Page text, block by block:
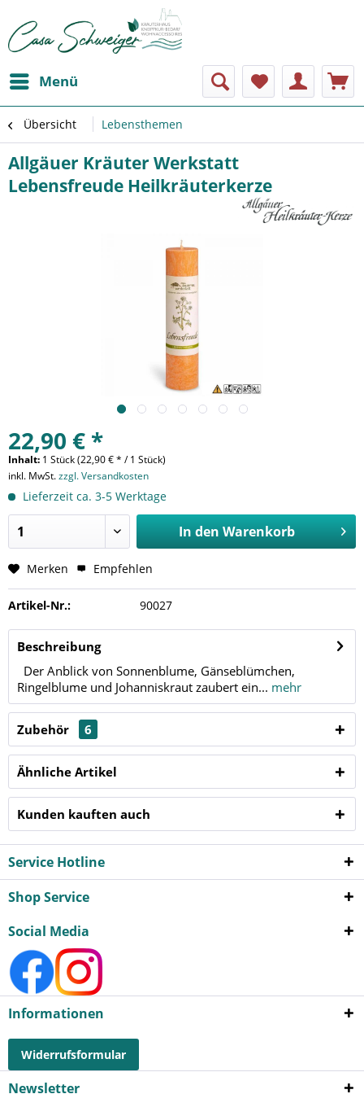
Menü
Übersicht Lebensthemen
Allgäuer Kräuter Werkstatt
Lebensfreude Heilkräuterkerze
22,90 € *
Inhalt: 1 Stück (22,90 € * / 1 Stück)
inkl. MwSt.zzgl. Versandkosten
Lieferzeit ca. 3-5 Werktage
In den Warenkorb
Merken Empfehlen
Artikel-Nr.: 90027
Beschreibung
Der Anblick von Sonnenblume, Gänseblümchen,
Ringelblume und Johanniskraut zaubert ein... mehr
Zubehör 6
Ähnliche Artikel
Kunden kauften auch
Service Hotline
Shop Service
Social Media
Informationen
Widerrufsformular
Newsletter